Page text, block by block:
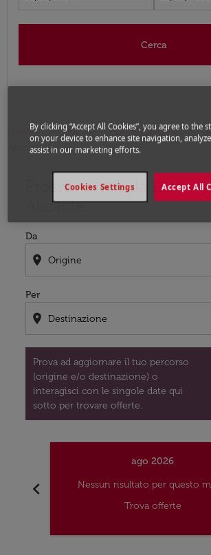
Cerca
Home Voli Voli per Spagna
Alicante
Prossimo voli da Las
Alicante
Da
location_on
Per
location_on
Prova ad aggiornare il tuo percorso
(origine e/o destinazione) o
interagisci con le singole date qui
sotto per trovare offerte.
Prova ad aggiornare il tuo
chevron_left
ago 2026
Nessun risultato per questo
Trova offerte
By clicking “Accept All Cookies”, you agree to the
on your device to enhance site navigation,
assist in our marketing efforts.
Accept All
Cookies Settings